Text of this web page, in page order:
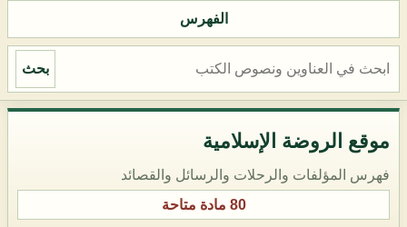
الفهرس
بحث
موقع الروضة الإسلامية
فهرس المؤلفات والرحلات والرسائل والقصائد
80 مادة متاحة